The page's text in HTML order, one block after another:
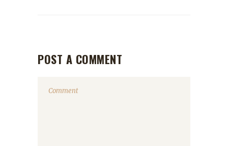
POST A COMMENT